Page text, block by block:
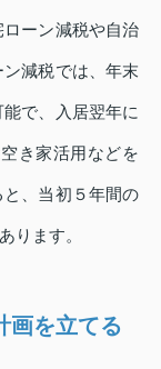
ーン減税や自治
減税では、年末
で、入居翌年に
き家活用などを
、当初５年間の
ります。
画を立てる